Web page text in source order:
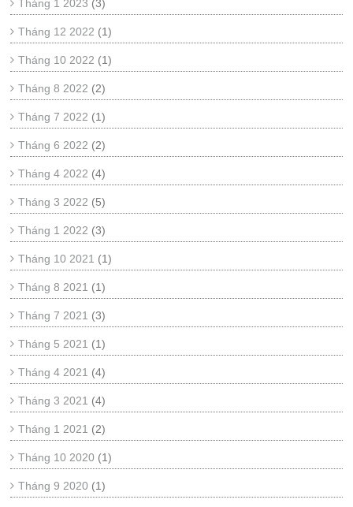
Tháng 1 2023 (3)
Tháng 12 2022 (1)
Tháng 10 2022 (1)
Tháng 8 2022 (2)
Tháng 7 2022 (1)
Tháng 6 2022 (2)
Tháng 4 2022 (4)
Tháng 3 2022 (5)
Tháng 1 2022 (3)
Tháng 10 2021 (1)
Tháng 8 2021 (1)
Tháng 7 2021 (3)
Tháng 5 2021 (1)
Tháng 4 2021 (4)
Tháng 3 2021 (4)
Tháng 1 2021 (2)
Tháng 10 2020 (1)
Tháng 9 2020 (1)